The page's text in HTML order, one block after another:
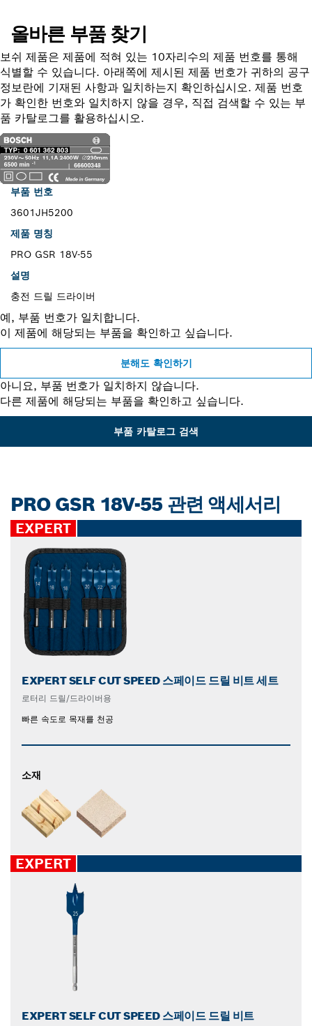
올바른 부품 찾기
보쉬 제품은 제품에 적혀 있는 10자리수의 제품 번호를 통해
식별할 수 있습니다. 아래쪽에 제시된 제품 번호가 귀하의 공구
정보란에 기재된 사항과 일치하는지 확인하십시오. 제품 번호
가 확인한 번호와 일치하지 않을 경우, 직접 검색할 수 있는 부
품 카탈로그를 활용하십시오.
부품 번호
3601JH5200
제품 명칭
PRO GSR 18V-55
설명
충전 드릴 드라이버
예, 부품 번호가 일치합니다.
이 제품에 해당되는 부품을 확인하고 싶습니다.
분해도 확인하기
아니요, 부품 번호가 일치하지 않습니다.
다른 제품에 해당되는 부품을 확인하고 싶습니다.
부품 카탈로그 검색
PRO GSR 18V-55 관련 액세서리
EXPERT
EXPERT SELF CUT SPEED 스페이드 드릴 비트 세트
로터리 드릴/드라이버용
빠른 속도로 목재를 천공
소재
EXPERT
EXPERT SELF CUT SPEED 스페이드 드릴 비트